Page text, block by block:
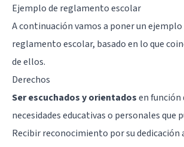
Ejemplo de reglamento escolar
A continuación vamos a poner un ejemplo
reglamento escolar, basado en lo que
de ellos.
Derechos
Ser escuchados y orientadosen función
necesidades educativas o personales que
Recibir reconocimiento por su dedicación